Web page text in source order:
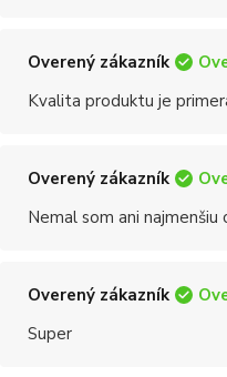
Overený zákazník
Kvalita produktu je
Overený zákazník
Nemal som ani
Overený zákazník
Super